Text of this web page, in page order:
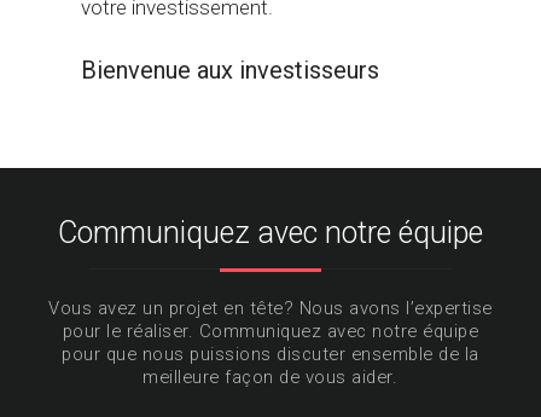
votre investissement.
Bienvenue aux investisseurs
Communiquez avec notre équipe
Vous avez un projet en tête? Nous avons l’expertise
pour le réaliser. Communiquez avec notre équipe
pour que nous puissions discuter ensemble de la
meilleure façon de vous aider.